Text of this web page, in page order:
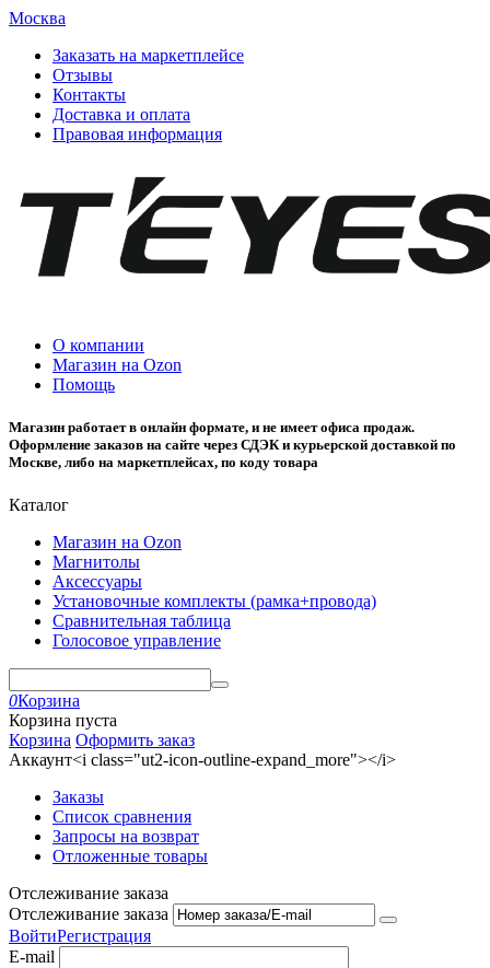
Москва
Заказать на маркетплейсе
Отзывы
Контакты
Доставка и оплата
Правовая информация
О компании
Магазин на Ozon
Помощь
Магазин работает в онлайн формате, и не имеет офиса продаж.
Оформление заказов на сайте через СДЭК и курьерской доставкой по
Москве, либо на маркетплейсах, по коду товара
Каталог
Магазин на Ozon
Магнитолы
Аксессуары
Установочные комплекты (рамка+провода)
Сравнительная таблица
Голосовое управление
0Корзина
Корзина пуста
Корзина Оформить заказ
Аккаунт<i class="ut2-icon-outline-expand_more"></i>
Заказы
Список сравнения
Запросы на возврат
Отложенные товары
Отслеживание заказа
Отслеживание заказа
ВойтиРегистрация
E-mail